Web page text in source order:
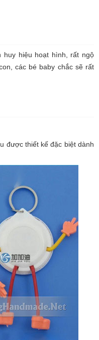
huy hiệu hoạt hình, rất ngộ
các bé baby chắc sẽ rất
được thiết kế đặc biệt dành